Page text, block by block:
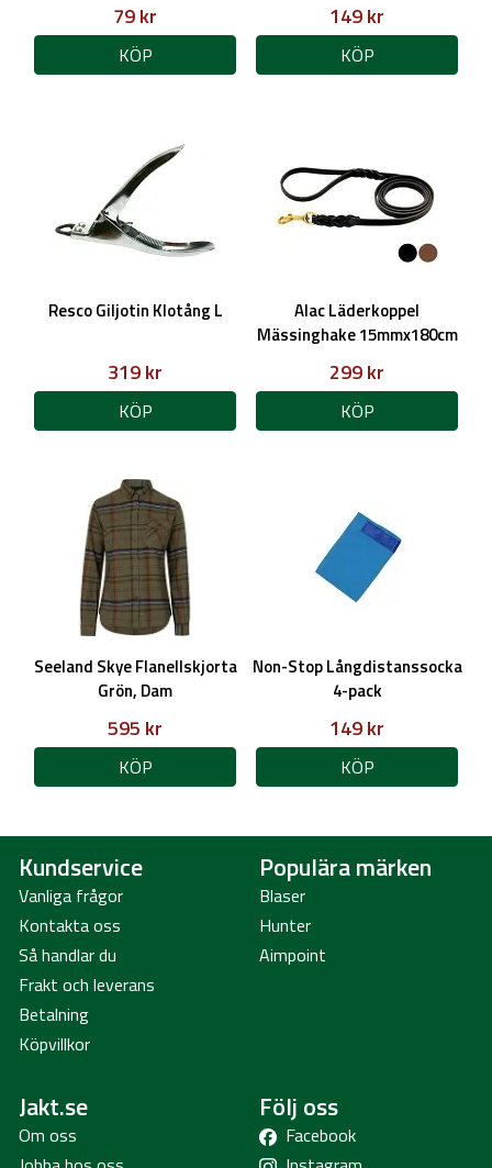
79 kr
KÖP
149 kr
KÖP
Resco Giljotin Klotång L
319 kr
KÖP
Alac Läderkoppel
Mässinghake 15mmx180cm
299 kr
KÖP
Seeland Skye Flanellskjorta
Grön, Dam
595 kr
KÖP
Non-Stop Långdistanssocka
4-pack
149 kr
KÖP
Kundservice
Vanliga frågor
Kontakta oss
Så handlar du
Frakt och leverans
Betalning
Köpvillkor
Populära märken
Blaser
Hunter
Aimpoint
Jakt.se
Om oss
Följ oss
Facebook